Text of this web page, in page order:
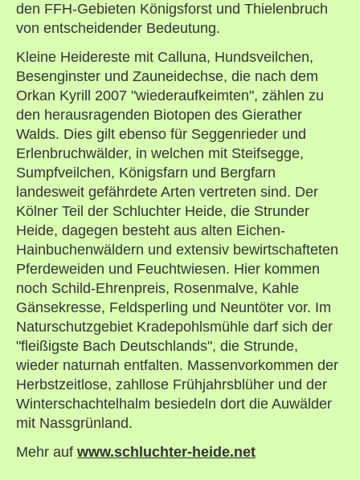
den FFH-Gebieten Königsforst und Thielenbruch
von entscheidender Bedeutung.
Kleine Heidereste mit Calluna, Hundsveilchen,
Besenginster und Zauneidechse, die nach dem
Orkan Kyrill 2007 "wiederaufkeimten", zählen zu
den herausragenden Biotopen des Gierather
Walds. Dies gilt ebenso für Seggenrieder und
Erlenbruchwälder, in welchen mit Steifsegge,
Sumpfveilchen, Königsfarn und Bergfarn
landesweit gefährdete Arten vertreten sind. Der
Kölner Teil der Schluchter Heide, die Strunder
Heide, dagegen besteht aus alten Eichen-
Hainbuchenwäldern und extensiv bewirtschafteten
Pferdeweiden und Feuchtwiesen. Hier kommen
noch Schild-Ehrenpreis, Rosenmalve, Kahle
Gänsekresse, Feldsperling und Neuntöter vor. Im
Naturschutzgebiet Kradepohlsmühle darf sich der
"fleißigste Bach Deutschlands", die Strunde,
wieder naturnah entfalten. Massenvorkommen der
Herbstzeitlose, zahllose Frühjahrsblüher und der
Winterschachtelhalm besiedeln dort die Auwälder
mit Nassgrünland.
Mehr auf www.schluchter-heide.net